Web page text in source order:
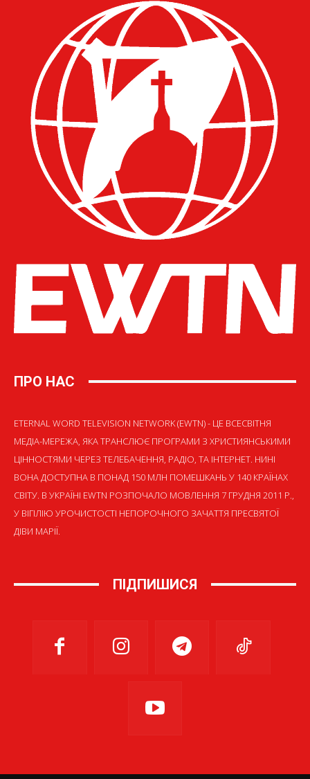
ПРО НАС
ETERNAL WORD TELEVISION NETWORK (EWTN) - ЦЕ ВСЕСВІТНЯ
МЕДІА-МЕРЕЖА, ЯКА ТРАНСЛЮЄ ПРОГРАМИ З ХРИСТИЯНСЬКИМИ
ЦІННОСТЯМИ ЧЕРЕЗ ТЕЛЕБАЧЕННЯ, РАДІО, ТА ІНТЕРНЕТ. НИНІ
ВОНА ДОСТУПНА В ПОНАД 150 МЛН ПОМЕШКАНЬ У 140 КРАЇНАХ
СВІТУ. В УКРАЇНІ EWTN РОЗПОЧАЛО МОВЛЕННЯ 7 ГРУДНЯ 2011 Р.,
У ВІГІЛІЮ УРОЧИСТОСТІ НЕПОРОЧНОГО ЗАЧАТТЯ ПРЕСВЯТОЇ
ДІВИ МАРІЇ.
ПІДПИШИСЯ